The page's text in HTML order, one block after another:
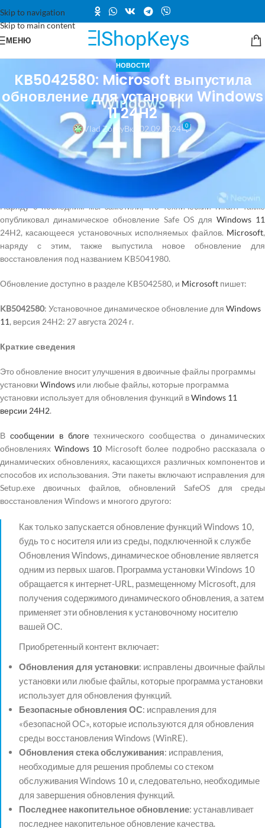
Skip to navigation
Skip to main content
МЕНЮ
НОВОСТИ
KB5042580: Microsoft выпустила
обновление для установки Windows
11 24H2
Vlad ZorkyВкл 02.09.2024 0
Как это обычно бывает, ближе к концу прошлого месяца Microsoft
выпустила предварительное обновление, не связанное с
безопасностью, для Windows 10 (KB5041582) и Windows 11
(KB5041587), на август 2024 года.
Наряду с последним мы заметили, что технический гигант также
опубликовал динамическое обновление Safe OS для Windows 11
24H2, касающееся установочных исполняемых файлов. Microsoft,
наряду с этим, также выпустила новое обновление для
восстановления под названием KB5041980.
Обновление доступно в разделе KB5042580, и Microsoft пишет:
KB5042580: Установочное динамическое обновление для Windows
11, версия 24H2: 27 августа 2024 г.
Краткие сведения
Это обновление вносит улучшения в двоичные файлы программы
установки Windows или любые файлы, которые программа
установки использует для обновления функций вWindows 11
версии 24H2.
В сообщении в блогетехнического сообщества о динамических
обновлениях Windows 10 Microsoft более подробно рассказала о
динамических обновлениях, касающихся различных компонентов и
способов их использования. Эти пакеты включают исправления для
Setup.exe двоичных файлов, обновлений SafeOS для среды
восстановления Windows и многого другого:
Как только запускается обновление функций Windows 10,
будь то с носителя или из среды, подключенной к службе
Обновления Windows, динамическое обновление является
одним из первых шагов. Программа установки Windows 10
обращается к интернет-URL, размещенному Microsoft, для
получения содержимого динамического обновления, а затем
применяет эти обновления к установочному носителю
вашей ОС.
Приобретенный контент включает:
Обновления для установки: исправлены двоичные файлы
установки или любые файлы, которые программа установки
использует для обновления функций.
Безопасные обновления ОС: исправления для
«безопасной ОС», которые используются для обновления
среды восстановления Windows (WinRE).
Обновления стека обслуживания: исправления,
необходимые для решения проблемы со стеком
обслуживания Windows 10 и, следовательно, необходимые
для завершения обновления функций.
Последнее накопительное обновление: устанавливает
последнее накопительное обновление качества.